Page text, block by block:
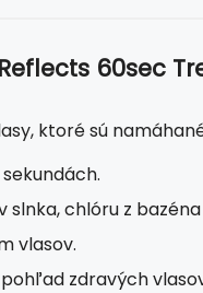
60sec
ktoré sú
slnka, chlóru z
vlasov.
zdravých